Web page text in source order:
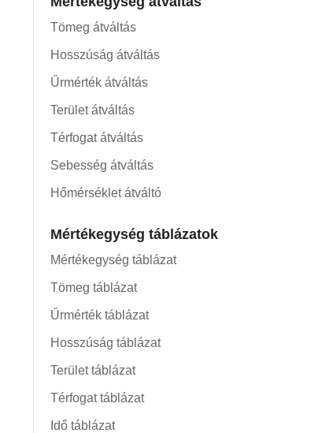
Tömeg átváltás
Hosszúság átváltás
Űrmérték átváltás
Terület átváltás
Térfogat átváltás
Sebesség átváltás
Hőmérséklet átváltó
Mértékegység táblázatok
Mértékegység táblázat
Tömeg táblázat
Űrmérték táblázat
Hosszúság táblázat
Terület táblázat
Térfogat táblázat
Idő táblázat